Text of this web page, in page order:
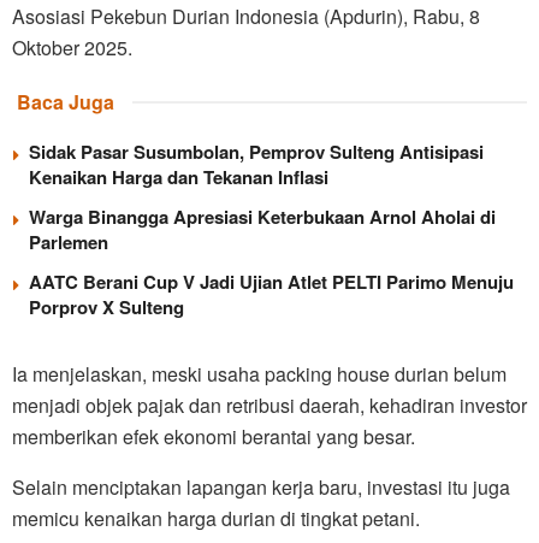
Asosiasi Pekebun Durian Indonesia (Apdurin), Rabu, 8
Oktober 2025.
Baca Juga
Sidak Pasar Susumbolan, Pemprov Sulteng Antisipasi
Kenaikan Harga dan Tekanan Inflasi
Warga Binangga Apresiasi Keterbukaan Arnol Aholai di
Parlemen
AATC Berani Cup V Jadi Ujian Atlet PELTI Parimo Menuju
Porprov X Sulteng
Ia menjelaskan, meski usaha packing house durian belum
menjadi objek pajak dan retribusi daerah, kehadiran investor
memberikan efek ekonomi berantai yang besar.
Selain menciptakan lapangan kerja baru, investasi itu juga
memicu kenaikan harga durian di tingkat petani.